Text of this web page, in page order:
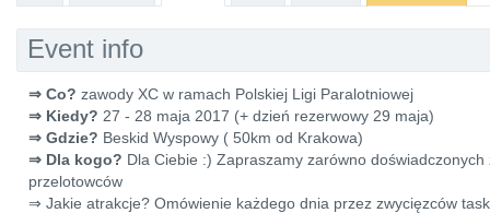
Event info
⇒ Co? zawody XC w ramach Polskiej Ligi Paralotniowej
⇒ Kiedy? 27 - 28 maja 2017 (+ dzień rezerwowy 29 maja)
⇒ Gdzie? Beskid Wyspowy ( 50km od Krakowa)
⇒ Dla kogo? Dla Ciebie :) Zapraszamy zarówno
przelotowców
⇒ Jakie atrakcje? Omówienie każdego dnia przez zwycięzców